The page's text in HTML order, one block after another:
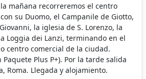
mañana recorreremos el centro
su Duomo, el Campanile de Giotto,
la iglesia de S. Lorenzo, la
Loggia dei Lanzi, terminando en el
centro comercial de la ciudad.
Plus P+). Por la tarde salida
Roma. Llegada y alojamiento.